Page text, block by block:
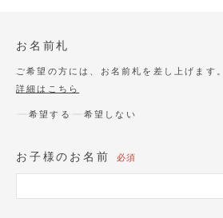
お名前札
ご希望の方には、お名前札を差し上げます。
詳細はこちら
希望する 希望しない
お子様のお名前 必須